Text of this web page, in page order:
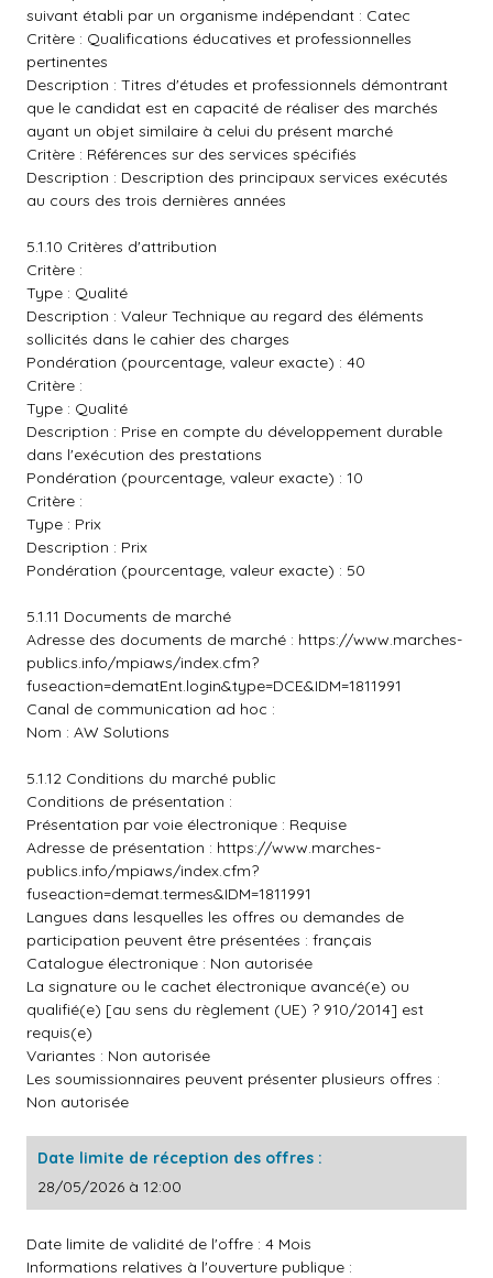
suivant établi par un organisme indépendant : Catec
Critère : Qualifications éducatives et professionnelles
pertinentes
Description : Titres d'études et professionnels démontrant
que le candidat est en capacité de réaliser des marchés
ayant un objet similaire à celui du présent marché
Critère : Références sur des services spécifiés
Description : Description des principaux services exécutés
au cours des trois dernières années
5.1.10 Critères d'attribution
Critère :
Type : Qualité
Description : Valeur Technique au regard des éléments
sollicités dans le cahier des charges
Pondération (pourcentage, valeur exacte) : 40
Critère :
Type : Qualité
Description : Prise en compte du développement durable
dans l'exécution des prestations
Pondération (pourcentage, valeur exacte) : 10
Critère :
Type : Prix
Description : Prix
Pondération (pourcentage, valeur exacte) : 50
5.1.11 Documents de marché
Adresse des documents de marché : https://www.marches-
publics.info/mpiaws/index.cfm?
fuseaction=dematEnt.login&type=DCE&IDM=1811991
Canal de communication ad hoc :
Nom : AW Solutions
5.1.12 Conditions du marché public
Conditions de présentation :
Présentation par voie électronique : Requise
Adresse de présentation : https://www.marches-
publics.info/mpiaws/index.cfm?
fuseaction=demat.termes&IDM=1811991
Langues dans lesquelles les offres ou demandes de
participation peuvent être présentées : français
Catalogue électronique : Non autorisée
La signature ou le cachet électronique avancé(e) ou
qualifié(e) [au sens du règlement (UE) ? 910/2014] est
requis(e)
Variantes : Non autorisée
Les soumissionnaires peuvent présenter plusieurs offres :
Non autorisée
Date limite de réception des offres :
28/05/2026 à 12:00
Date limite de validité de l'offre : 4 Mois
Informations relatives à l'ouverture publique :